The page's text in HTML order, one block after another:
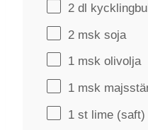
2 dl
2 msk soja
1 msk olivolja
1 msk
1 st lime (saft)